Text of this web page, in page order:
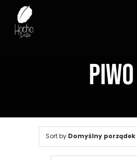
Przejdź
zawartości
PIWO
Sort by Domyślny porządek